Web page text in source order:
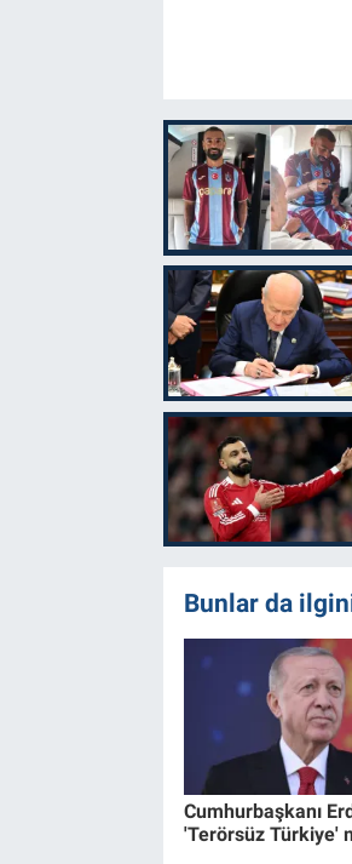
Bunlar da
Cumhurbaşkanı
'Terörsüz Türkiye'